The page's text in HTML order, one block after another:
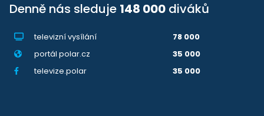
Denně nás sleduje 148 000 diváků
televizní vysílání
78 000
portál polar.cz
35 000
televize.polar
35 000